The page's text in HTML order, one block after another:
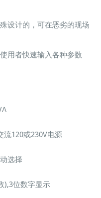
设计的，可在恶劣的现场
用者快速输入各种参数
流120或230V电源
选择
),3位数字显示